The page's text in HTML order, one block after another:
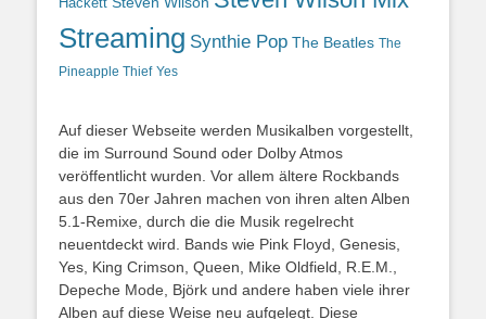
Streaming Synthie Pop The Beatles The
Pineapple Thief Yes
Auf dieser Webseite werden Musikalben vorgestellt,
die im Surround Sound oder Dolby Atmos
veröffentlicht wurden. Vor allem ältere Rockbands
aus den 70er Jahren machen von ihren alten Alben
5.1-Remixe, durch die die Musik regelrecht
neuentdeckt wird. Bands wie Pink Floyd, Genesis,
Yes, King Crimson, Queen, Mike Oldfield, R.E.M.,
Depeche Mode, Björk und andere haben viele ihrer
Alben auf diese Weise neu aufgelegt. Diese